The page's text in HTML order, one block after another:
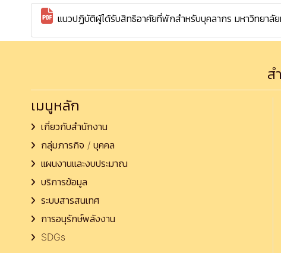
แนวปฏิบัติผู้ได้รับสิทธิอาศัยที่พักสำหรับบุคลากร มหาวิทยาลั
ส
เมนูหลัก
เกี่ยวกับสำนักงาน
กลุ่มภารกิจ / บุคคล
แผนงานและงบประมาณ
บริการข้อมูล
ระบบสารสนเทศ
การอนุรักษ์พลังงาน
SDGs